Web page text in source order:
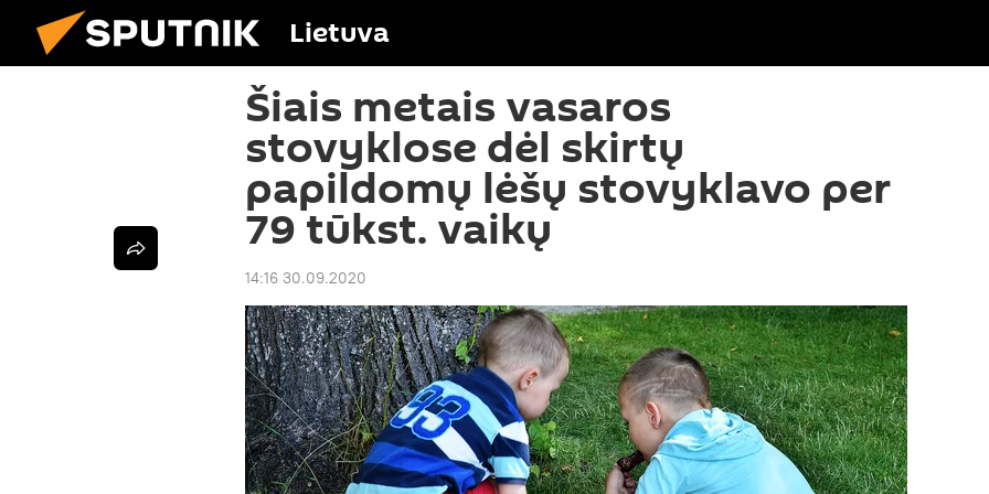
Lietuva
Šiais metais vasaros
stovyklose dėl skirtų
papildomų lėšų stovyklavo per
79 tūkst. vaikų
14:16 30.09.2020